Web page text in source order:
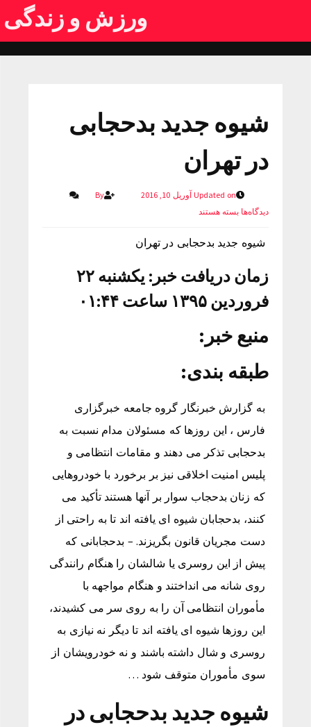
ورزش و زندگی
شیوه جدید بدحجابی
در تهران
Updated on آوریل 10, 2016
By
دیدگاه‌هابسته هستند
شیوه جدید بدحجابی در تهران
زمان دریافت خبر: یکشنبه ۲۲
فروردین ۱۳۹۵ ساعت ۰۱:۴۴
منبع خبر:
طبقه بندی:
به گزارش خبرنگار گروه جامعه خبرگزاری
فارس ، این روزها که مسئولان مدام نسبت به
بدحجابی تذکر می دهند و مقامات انتظامی و
پلیس امنیت اخلاقی نیز بر برخورد با خودروهایی
که زنان بدحجاب سوار بر آنها هستند تأکید می
کنند، بدحجابان شیوه ای یافته اند تا به راحتی از
دست مجریان قانون بگریزند. – بدحجابانی که
پیش از این روسری یا شالشان را هنگام رانندگی
روی شانه می انداختند و هنگام مواجهه با
مأموران انتظامی آن را به روی سر می کشیدند،
این روزها شیوه ای یافته اند تا دیگر نه نیازی به
روسری و شال داشته باشند و نه خودرویشان از
سوی مأموران متوقف شود …
شیوه جدید بدحجابی در